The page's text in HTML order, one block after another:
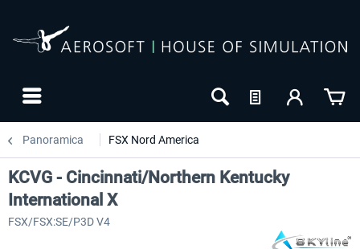
Panoramica FSX Nord America
KCVG - Cincinnati/Northern Kentucky
International X
FSX/FSX:SE/P3D V4